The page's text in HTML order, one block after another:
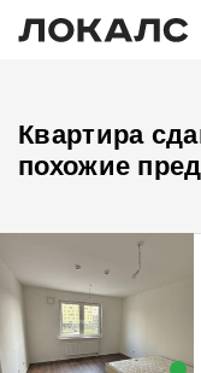
Квартира
похожие